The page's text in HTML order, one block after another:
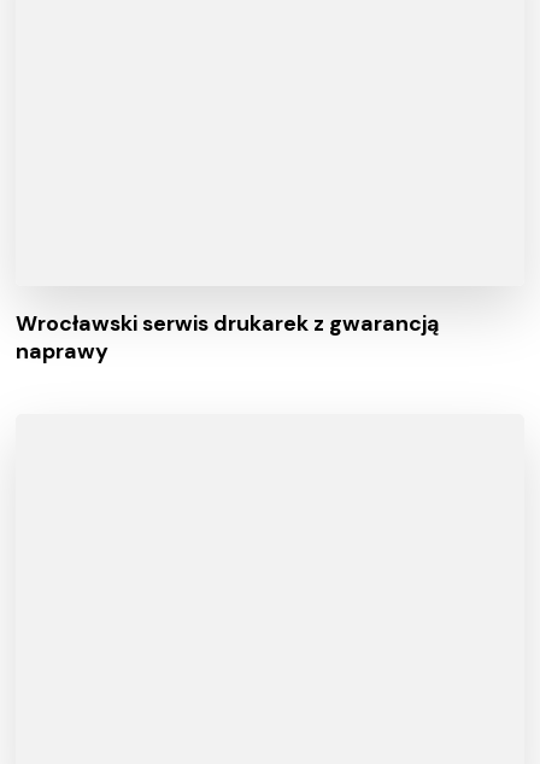
Wrocławski serwis drukarek z gwarancją
naprawy